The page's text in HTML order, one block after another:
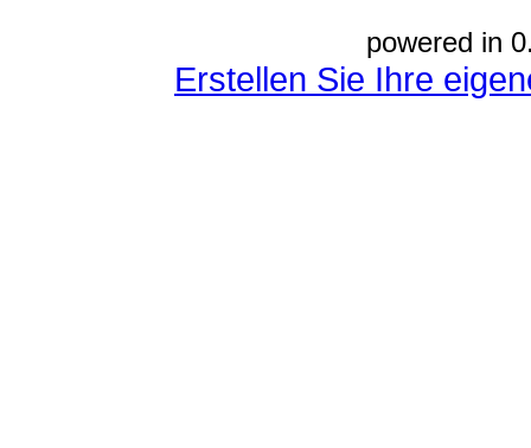
powered in
Erstellen Sie Ihre